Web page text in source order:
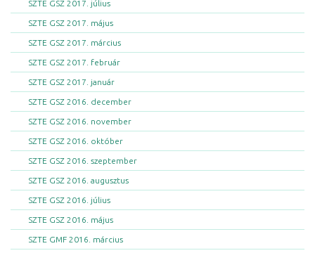
SZTE GSZ 2017. július
SZTE GSZ 2017. május
SZTE GSZ 2017. március
SZTE GSZ 2017. február
SZTE GSZ 2017. január
SZTE GSZ 2016. december
SZTE GSZ 2016. november
SZTE GSZ 2016. október
SZTE GSZ 2016. szeptember
SZTE GSZ 2016. augusztus
SZTE GSZ 2016. július
SZTE GSZ 2016. május
SZTE GMF 2016. március